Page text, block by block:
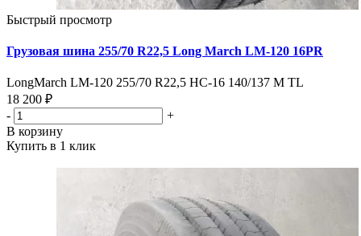
Быстрый просмотр
Грузовая шина 255/70 R22,5 Long March LM-120 16PR
LongMarch LM-120 255/70 R22,5 HC-16 140/137 M TL
18 200 ₽
-
+
В корзину
Купить в 1 клик